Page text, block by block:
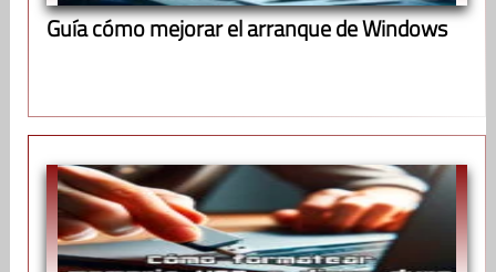
Guía cómo mejorar el arranque de Windows